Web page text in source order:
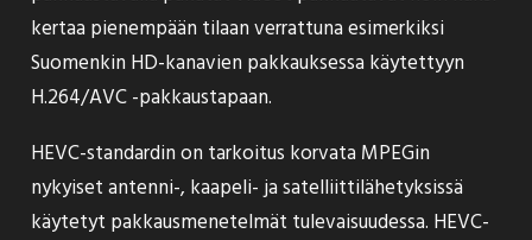
kertaa pienempään tilaan verrattuna esimerkiksi
Suomenkin HD-kanavien pakkauksessa käytettyyn
H.264/AVC -pakkaustapaan.
HEVC-standardin on tarkoitus korvata MPEGin
nykyiset antenni-, kaapeli- ja satelliittilähetyksissä
käytetyt pakkausmenetelmät tulevaisuudessa. HEVC-